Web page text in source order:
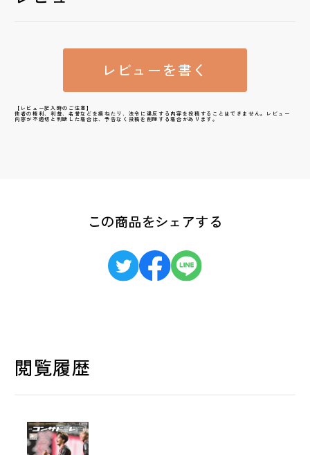
レビューを書く
【レビュー記入時のご注意】
他者の権利、利益、名誉などを損ねたり、法令に違反する内容を投稿することはできません。レビュー
内容が不適切と判断した場合は、予告なく投稿を削除する場合があります。
この商品をシェアする
閲覧履歴